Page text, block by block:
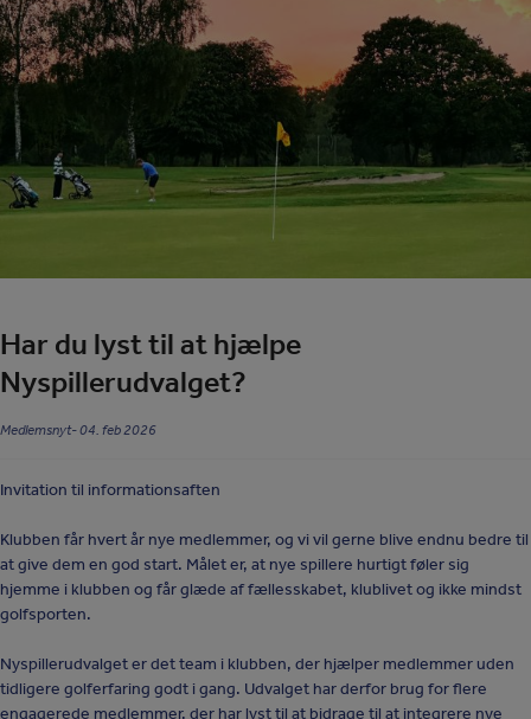
Har du lyst til at hjælpe
Nyspillerudvalget?
Medlemsnyt 04. feb 2026
Invitation til informationsaften
Klubben får hvert år nye medlemmer, og vi vil gerne blive endnu bedre til
at give dem en god start. Målet er, at nye spillere hurtigt føler sig
hjemme i klubben og får glæde af fællesskabet, klublivet og ikke mindst
golfsporten.
Nyspillerudvalget er det team i klubben, der hjælper medlemmer uden
tidligere golferfaring godt i gang. Udvalget har derfor brug for flere
engagerede medlemmer, der har lyst til at bidrage til at integrere nye